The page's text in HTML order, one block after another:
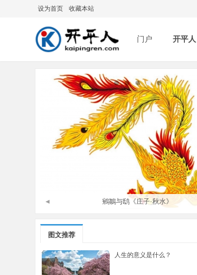
设为首页 收藏本站
门户 开平人
◄ 鵷鶵与鸱《庄子·秋水》
图文推荐
人生的意义是什么？